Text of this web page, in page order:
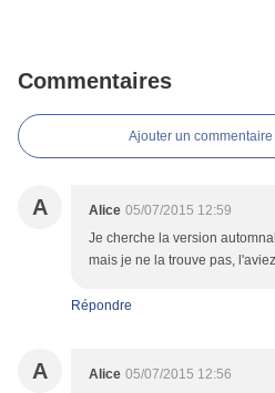
Commentaires
Ajouter un commentaire
A Alice 05/07/2015 12:59
Je cherche la version
mais je ne la trouve pas,
Répondre
A Alice 05/07/2015 12:56